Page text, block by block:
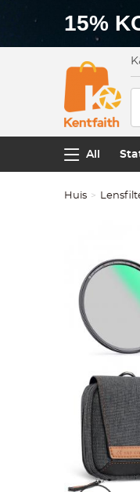
15%
All
Huis